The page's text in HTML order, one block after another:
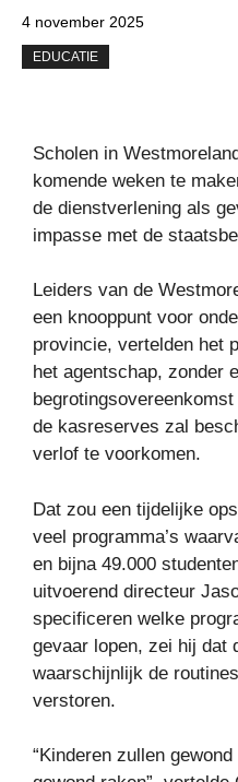
4 november 2025
EDUCATIE
Scholen in
komende weken te
de dienstverlening als
impasse met de
Leiders van de
een knooppunt voor
provincie, vertelden het
het agentschap, zonder
de kasreserves zal
verlof te voorkomen.
Dat zou een tijdelijke
veel programma’s
en bijna 49.000
uitvoerend directeur
specificeren welke
gevaar lopen, zei hij dat
waarschijnlijk de
verstoren.
“Kinderen zullen